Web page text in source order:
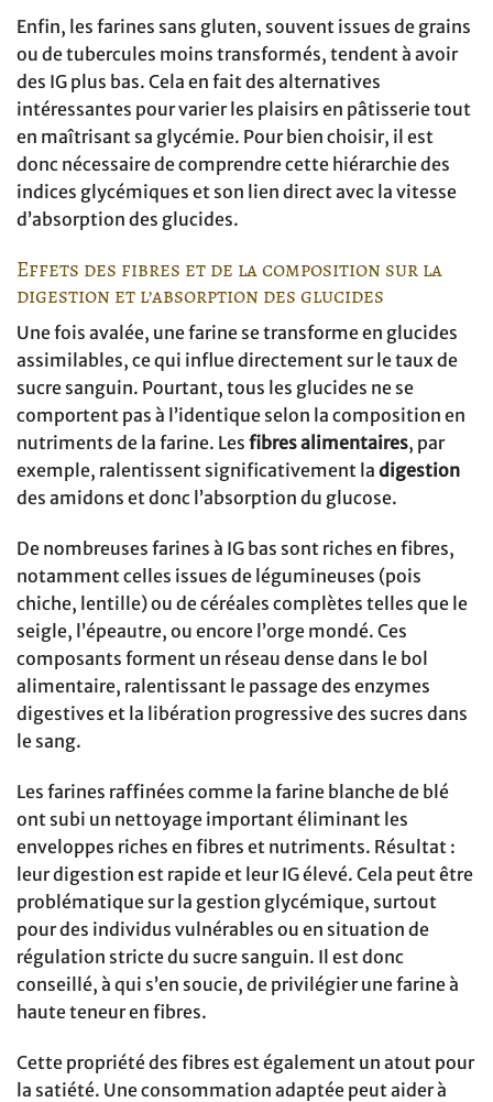
Enfin, les farines sans gluten, souvent issues de grains
ou de tubercules moins transformés, tendent à avoir
des IG plus bas. Cela en fait des alternatives
intéressantes pour varier les plaisirs en pâtisserie tout
en maîtrisant sa glycémie. Pour bien choisir, il est
donc nécessaire de comprendre cette hiérarchie des
indices glycémiques et son lien direct avec la vitesse
d’absorption des glucides.
Effets des fibres et de la composition sur la
digestion et l’absorption des glucides
Une fois avalée, une farine se transforme en glucides
assimilables, ce qui influe directement sur le taux de
sucre sanguin. Pourtant, tous les glucides ne se
comportent pas à l’identique selon la composition en
nutriments de la farine. Les fibres alimentaires, par
exemple, ralentissent significativement la digestion
des amidons et donc l’absorption du glucose.
De nombreuses farines à IG bas sont riches en fibres,
notamment celles issues de légumineuses (pois
chiche, lentille) ou de céréales complètes telles que le
seigle, l’épeautre, ou encore l’orge mondé. Ces
composants forment un réseau dense dans le bol
alimentaire, ralentissant le passage des enzymes
digestives et la libération progressive des sucres dans
le sang.
Les farines raffinées comme la farine blanche de blé
ont subi un nettoyage important éliminant les
enveloppes riches en fibres et nutriments. Résultat :
leur digestion est rapide et leur IG élevé. Cela peut être
problématique sur la gestion glycémique, surtout
pour des individus vulnérables ou en situation de
régulation stricte du sucre sanguin. Il est donc
conseillé, à qui s’en soucie, de privilégier une farine à
haute teneur en fibres.
Cette propriété des fibres est également un atout pour
la satiété. Une consommation adaptée peut aider à